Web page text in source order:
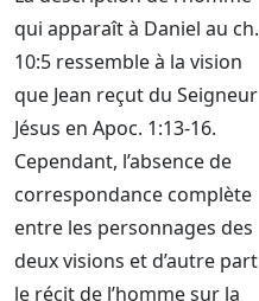
qui apparaît à Daniel au ch.
10:5 ressemble à la vision
que Jean reçut du Seigneur
Jésus en Apoc. 1:13-16.
Cependant, l’absence de
correspondance complète
entre les personnages des
deux visions et d’autre part
le récit de l’homme sur la